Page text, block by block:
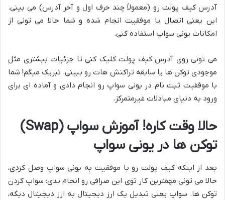
آدرس کیف پولت رو (معمولاً چند حرف اول و آخر آدرس) می بینی.
این یعنی اتصال با موفقیت انجام شده و شما حالا می تونی از
امکانات یونی سواپ استفاده کنی.
می تونی روی آدرس کیف پولت کلیک کنی تا جزئیات بیشتری مثل
موجودی توکن ها یا سابقه تراکنش هات رو ببینی. تبریک میگم! شما
با موفقیت ثبت نام در یونی سواپ رو انجام دادی و آماده ای برای
ورود به دنیای مبادلات غیرمتمرکز.
حالا وقت کاره! آموزش سواپ (Swap)
توکن ها در یونی سواپ
بعد از اینکه کیف پولت رو با موفقیت به یونی سواپ وصل کردی،
حالا می تونی مهمترین کار توی این صرافی رو انجام بدی: سواپ کردن
توکن ها. سواپ یعنی تبدیل یک ارز دیجیتال به ارز دیجیتال دیگه،